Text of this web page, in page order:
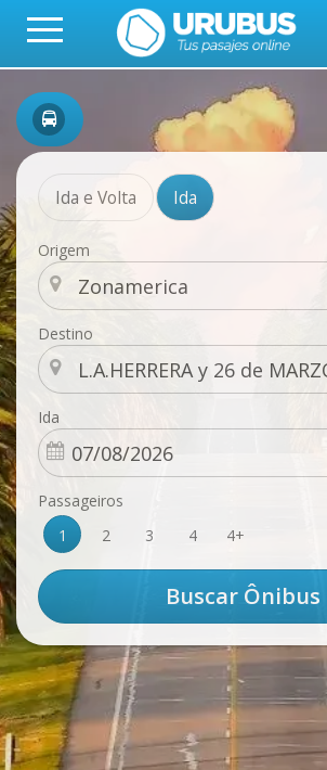
Ida e Volta Ida
Origem
Destino
Ida
Passageiros
1
2 3 4 4+